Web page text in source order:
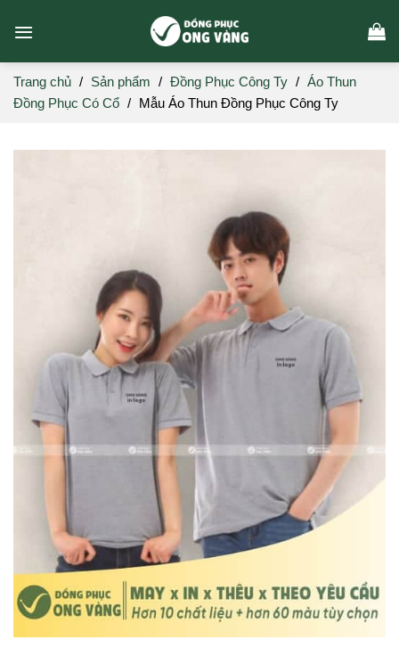
Trang chủ / Sản phẩm / Đồng Phục Công Ty / Áo Thun
Đồng Phục Có Cổ / Mẫu Áo Thun Đồng Phục Công Ty